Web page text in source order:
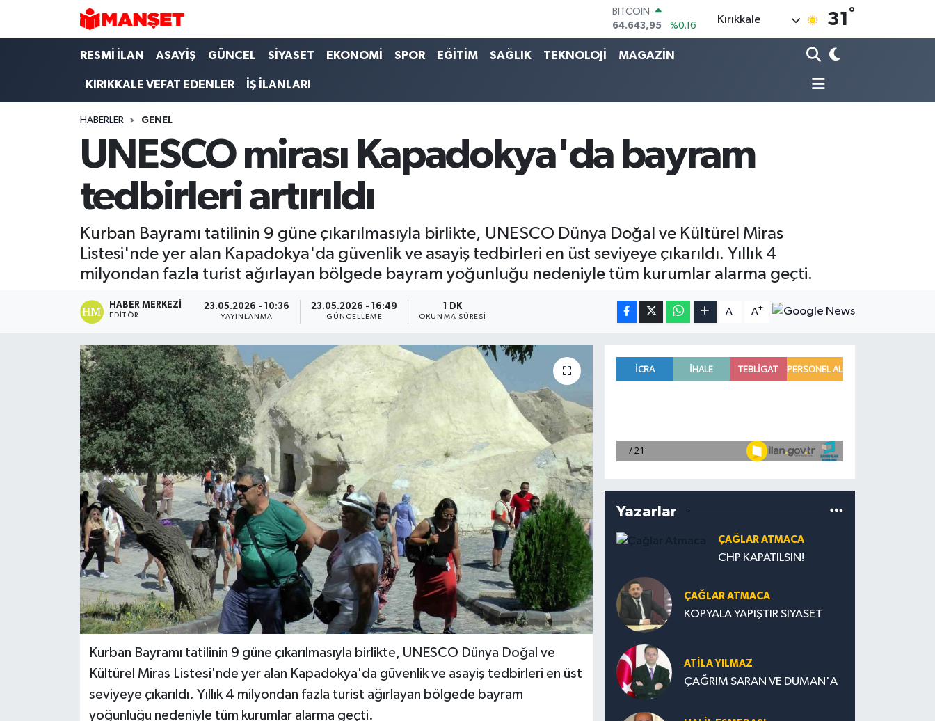
BITCOIN
64.643,95
%0.16
DOLAR
47,6006
%0.06
BİST100
13.799
%70
Kırıkkale 31 °
RESMİ İLAN ASAYİŞ GÜNCEL SİYASET EKONOMİ SPOR EĞİTİM SAĞLIK TEKNOLOJİ MAGAZİN
KIRIKKALE VEFAT EDENLER İŞ İLANLARI
HABERLER GENEL
UNESCO mirası Kapadokya'da bayram
tedbirleri artırıldı
Kurban Bayramı tatilinin 9 güne çıkarılmasıyla birlikte, UNESCO Dünya Doğal ve Kültürel Miras
Listesi'nde yer alan Kapadokya'da güvenlik ve asayiş tedbirleri en üst seviyeye çıkarıldı. Yıllık 4
milyondan fazla turist ağırlayan bölgede bayram yoğunluğu nedeniyle tüm kurumlar alarma geçti.
HABER MERKEZI
EDITÖR
23.05.2026 - 10:36
YAYINLANMA
23.05.2026 - 16:49
GÜNCELLEME
1 DK
OKUNMA SÜRESI
A- A+
Kurban Bayramı tatilinin 9 güne çıkarılmasıyla birlikte, UNESCO Dünya Doğal ve
Kültürel Miras Listesi'nde yer alan Kapadokya'da güvenlik ve asayiş tedbirleri en üst
seviyeye çıkarıldı. Yıllık 4 milyondan fazla turist ağırlayan bölgede bayram
yoğunluğu nedeniyle tüm kurumlar alarma geçti.
Yazarlar
ÇAĞLAR ATMACA
CHP KAPATILSIN!
ÇAĞLAR ATMACA
KOPYALA YAPIŞTIR SİYASET
ATILA YILMAZ
ÇAĞRIM SARAN VE DUMAN'A
Hava Durumu
Trafik Durumu
Süper Lig Puan Durumu ve Fikstür
Tüm Manşetler
Son Dakika Haberleri
Haber Arşivi